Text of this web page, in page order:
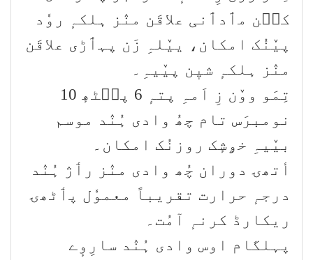
کٮ۪ن مٲدٲنی علاقَن منٛز ہلکہٕ روٗد
پیٚنُک امکان، ییٚلہِ زَن پہٲڑی علاقَن
منٛز ہلکہٕ شیٖن پیٚیہِ۔
تِمَو ووٚن زِ اَمہِ پتہٕ 6 پٮ۪ٹھٕ 10
نومبرَس تام چھُ وادی ہُنٛد موسم
بیٚیہِ خۄشٕک روزنُک امکان۔
أتھۍ دوران چُھ وادی منٛز رٲژ ہُنٛد
درجہٕ حرارت تقریباً معموٗل پٲٹھۍ
ریکارڈ کرنہٕ آمُت۔
پہلگام اوس وادی ہُنٛد سارِوٕے